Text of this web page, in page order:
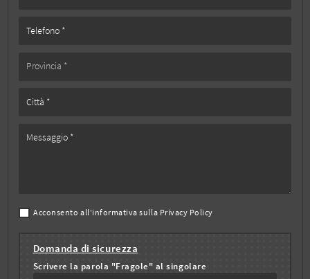
Acconsento all'informativa sulla Privacy Policy
Domanda di sicurezza
Scrivere la parola "Fragole" al singolare